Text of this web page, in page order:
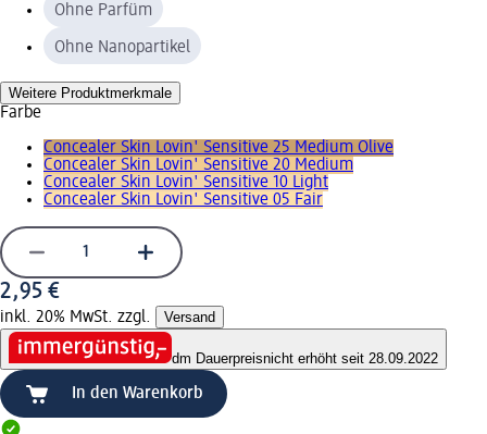
Ohne Parfüm
Ohne Nanopartikel
Weitere Produktmerkmale
Farbe
Concealer Skin Lovin' Sensitive 25 Medium Olive
Concealer Skin Lovin' Sensitive 20 Medium
Concealer Skin Lovin' Sensitive 10 Light
Concealer Skin Lovin' Sensitive 05 Fair
2,95 €
inkl. 20% MwSt. zzgl. Versand
dm Dauerpreisnicht erhöht seit 28.09.2022
In den Warenkorb